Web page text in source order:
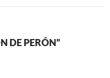
DE PERÓN”